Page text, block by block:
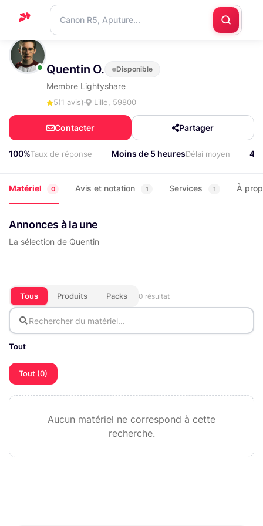
Accueil
Support
Nous
contacter
Quentin O. Disponible
Membre Lightyshare
5(1 avis) Lille, 59800
Contacter Partager
100%Taux de réponse Moins de 5 heuresDélai moyen
Matériel 0 Avis et notation 1 Services 1 À
Annonces à la une
La sélection de Quentin
Tous Produits Packs 0 résultat
Tout
Tout (0)
Aucun matériel ne correspond à cette
recherche.